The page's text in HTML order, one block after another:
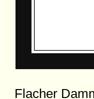
Flacher